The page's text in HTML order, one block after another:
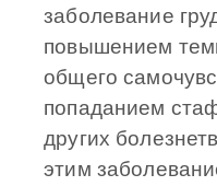
заболевание
повышением
общего
попаданием
других
этим